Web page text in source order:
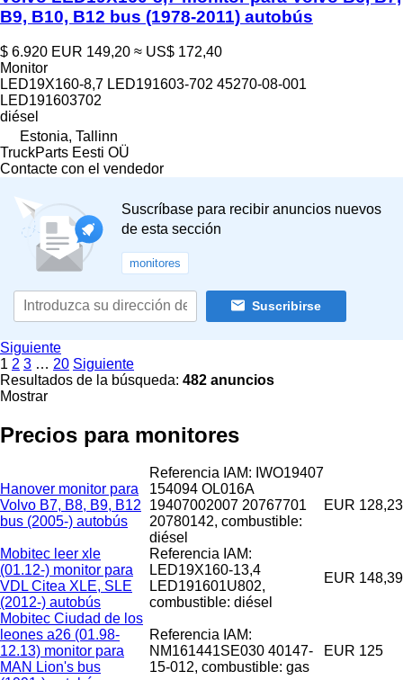
B9, B10, B12 bus (1978-2011) autobús
$ 6.920 EUR 149,20 ≈ US$ 172,40
Monitor
LED19X160-8,7 LED191603-702 45270-08-001
LED191603702
diésel
Estonia, Tallinn
TruckParts Eesti OÜ
Contacte con el vendedor
Suscríbase para recibir anuncios nuevos
de esta sección
monitores
Suscribirse
Siguiente
1 2 3 … 20 Siguiente
Resultados de la búsqueda: 482 anuncios
Mostrar
Precios para monitores
Hanover monitor para
Volvo B7, B8, B9, B12
bus (2005-) autobús
Referencia IAM: IWO19407
154094 OL016A
19407002007 20767701
20780142, combustible:
diésel
EUR 128,23
Mobitec leer xle
(01.12-) monitor para
VDL Citea XLE, SLE
(2012-) autobús
Referencia IAM:
LED19X160-13,4
LED191601U802,
combustible: diésel
EUR 148,39
Mobitec Ciudad de los
leones a26 (01.98-
12.13) monitor para
MAN Lion's bus
Referencia IAM:
NM161441SE030 40147-
15-012, combustible: gas
EUR 125